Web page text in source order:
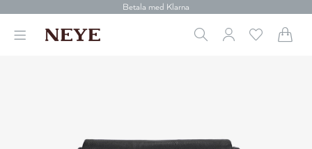
Betala med Klarna
Gratis frakt över 699 kr.